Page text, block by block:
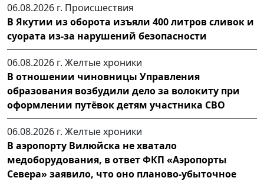
06.08.2026 г. Происшествия
В Якутии из оборота изъяли 400 литров сливок и
суората из-за нарушений безопасности
06.08.2026 г. Желтые хроники
В отношении чиновницы Управления
образования возбудили дело за волокиту при
оформлении путёвок детям участника СВО
06.08.2026 г. Желтые хроники
В аэропорту Вилюйска не хватало
медоборудования, в ответ ФКП «Аэропорты
Севера» заявило, что оно планово-убыточное